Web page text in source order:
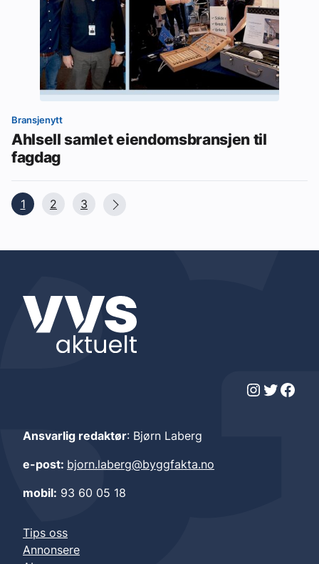
Bransjenytt
Ahlsell samlet eiendomsbransjen til
fagdag
1 2 3
Instagram Twitter Facebook
Ansvarlig redaktør: Bjørn Laberg
e-post: bjorn.laberg@byggfakta.no
mobil: 93 60 05 18
Tips oss
Annonsere